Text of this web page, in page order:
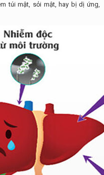
túi mật, sỏi mật, hay bị dị ứng,